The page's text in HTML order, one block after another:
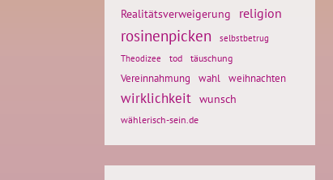
Realitätsverweigerung religion
rosinenpicken
selbstbetrug
Theodizee
tod täuschung
Vereinnahmung wahl weihnachten
wirklichkeit wunsch
wählerisch-sein.de